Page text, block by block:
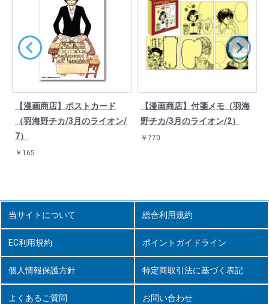
【漫画商店】ポストカード
（羽海野チカ/3月のライオン/
7）
￥165
【漫画商店】付箋メモ（羽海
野チカ/3月のライオン/2）
￥770
当サイトについて 総合利用規約
EC利用規約 ポイントガイドライン
個人情報保護方針 特定商取引法に基づく表記
よくあるご質問 お問い合わせ